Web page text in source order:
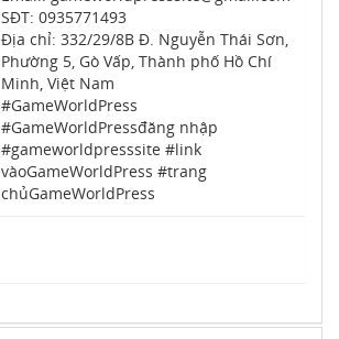
SĐT: 0935771493
Địa chỉ: 332/29/8B Đ. Nguyễn Thái Sơn,
Phường 5, Gò Vấp, Thành phố Hồ Chí
Minh, Việt Nam
#GameWorldPress
#GameWorldPressđăng nhập
#gameworldpresssite #link
vàoGameWorldPress #trang
chủGameWorldPress